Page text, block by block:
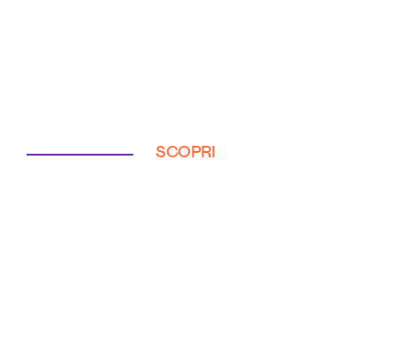
SCOPRI